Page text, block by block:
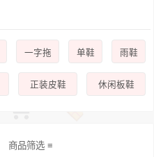
一字拖 单鞋 雨鞋
正装皮鞋 休闲板鞋
商品筛选